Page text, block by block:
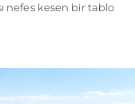
nefes kesen bir tablo